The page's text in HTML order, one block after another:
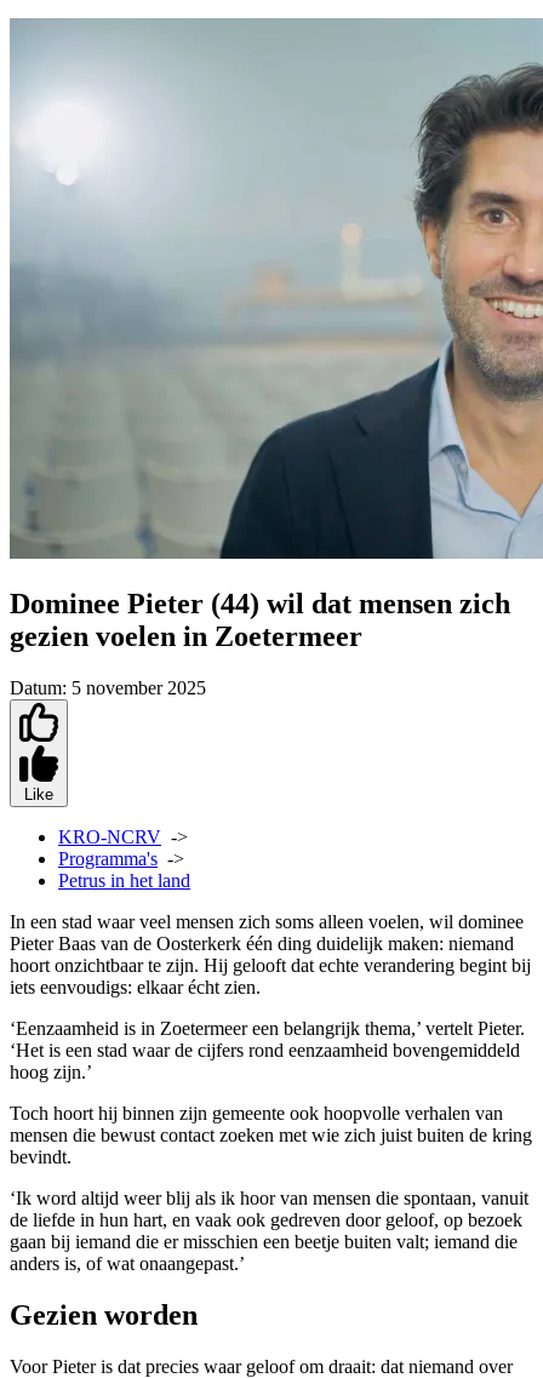
Dominee Pieter (44) wil dat mensen zich
gezien voelen in Zoetermeer
Datum: 5 november 2025
Like
KRO-NCRV ->
Programma's ->
Petrus in het land
In een stad waar veel mensen zich soms alleen voelen, wil dominee
Pieter Baas van de Oosterkerk één ding duidelijk maken: niemand
hoort onzichtbaar te zijn. Hij gelooft dat echte verandering begint bij
iets eenvoudigs: elkaar écht zien.
‘Eenzaamheid is in Zoetermeer een belangrijk thema,’ vertelt Pieter.
‘Het is een stad waar de cijfers rond eenzaamheid bovengemiddeld
hoog zijn.’
Toch hoort hij binnen zijn gemeente ook hoopvolle verhalen van
mensen die bewust contact zoeken met wie zich juist buiten de kring
bevindt.
‘Ik word altijd weer blij als ik hoor van mensen die spontaan, vanuit
de liefde in hun hart, en vaak ook gedreven door geloof, op bezoek
gaan bij iemand die er misschien een beetje buiten valt; iemand die
anders is, of wat onaangepast.’
Gezien worden
Voor Pieter is dat precies waar geloof om draait: dat niemand over